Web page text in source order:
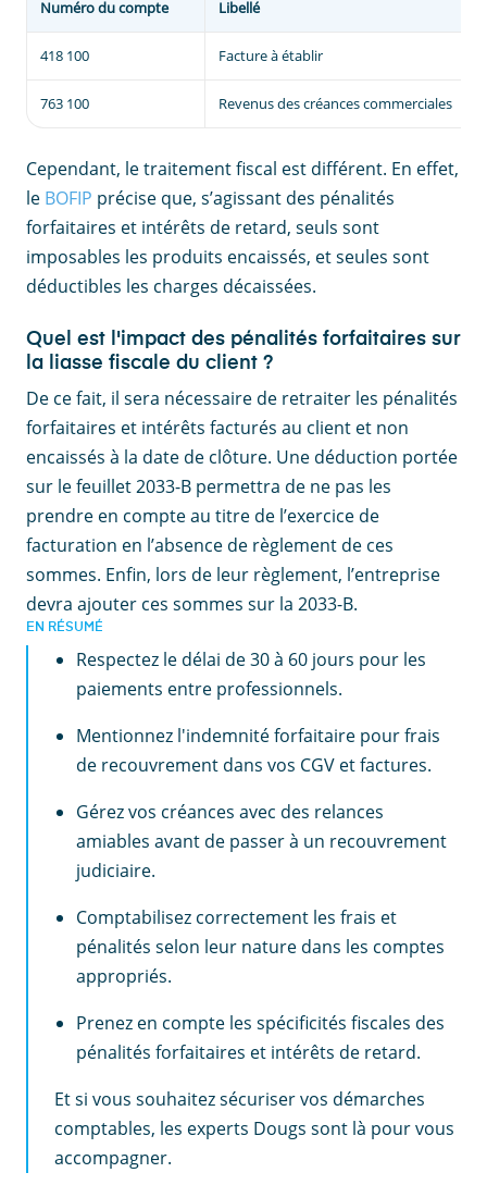
Numéro du compte Libellé
418 100 Facture à établir
763 100 Revenus des créances commerciales
Cependant, le traitement fiscal est différent. En effet,
le BOFIP précise que, s’agissant des pénalités
forfaitaires et intérêts de retard, seuls sont
imposables les produits encaissés, et seules sont
déductibles les charges décaissées.
Quel est l'impact des pénalités forfaitaires sur
la liasse fiscale du client ?
De ce fait, il sera nécessaire de retraiter les pénalités
forfaitaires et intérêts facturés au client et non
encaissés à la date de clôture. Une déduction portée
sur le feuillet 2033-B permettra de ne pas les
prendre en compte au titre de l’exercice de
facturation en l’absence de règlement de ces
sommes. Enfin, lors de leur règlement, l’entreprise
devra ajouter ces sommes sur la 2033-B.
EN RÉSUMÉ
Respectez le délai de 30 à 60 jours pour les
paiements entre professionnels.
Mentionnez l'indemnité forfaitaire pour frais
de recouvrement dans vos CGV et factures.
Gérez vos créances avec des relances
amiables avant de passer à un recouvrement
judiciaire.
Comptabilisez correctement les frais et
pénalités selon leur nature dans les comptes
appropriés.
Prenez en compte les spécificités fiscales des
pénalités forfaitaires et intérêts de retard.
Et si vous souhaitez sécuriser vos démarches
comptables, les experts Dougs sont là pour vous
accompagner.